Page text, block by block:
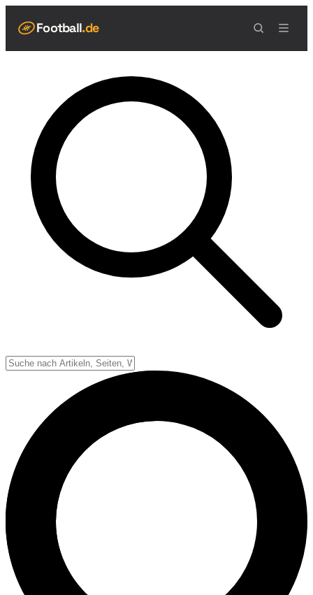
Football.de
Live Scores
Spielplan
Teams
Tabelle
Football Regeln
Punkte & Scoring
Strafen & Fouls
Schiedsrichter
Football Lexikon